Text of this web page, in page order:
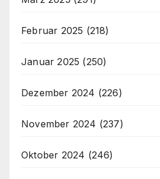
Februar 2025 (218)
Januar 2025 (250)
Dezember 2024 (226)
November 2024 (237)
Oktober 2024 (246)